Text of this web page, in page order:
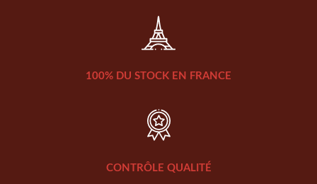
100% DU STOCK EN FRANCE
CONTRÔLE QUALITÉ